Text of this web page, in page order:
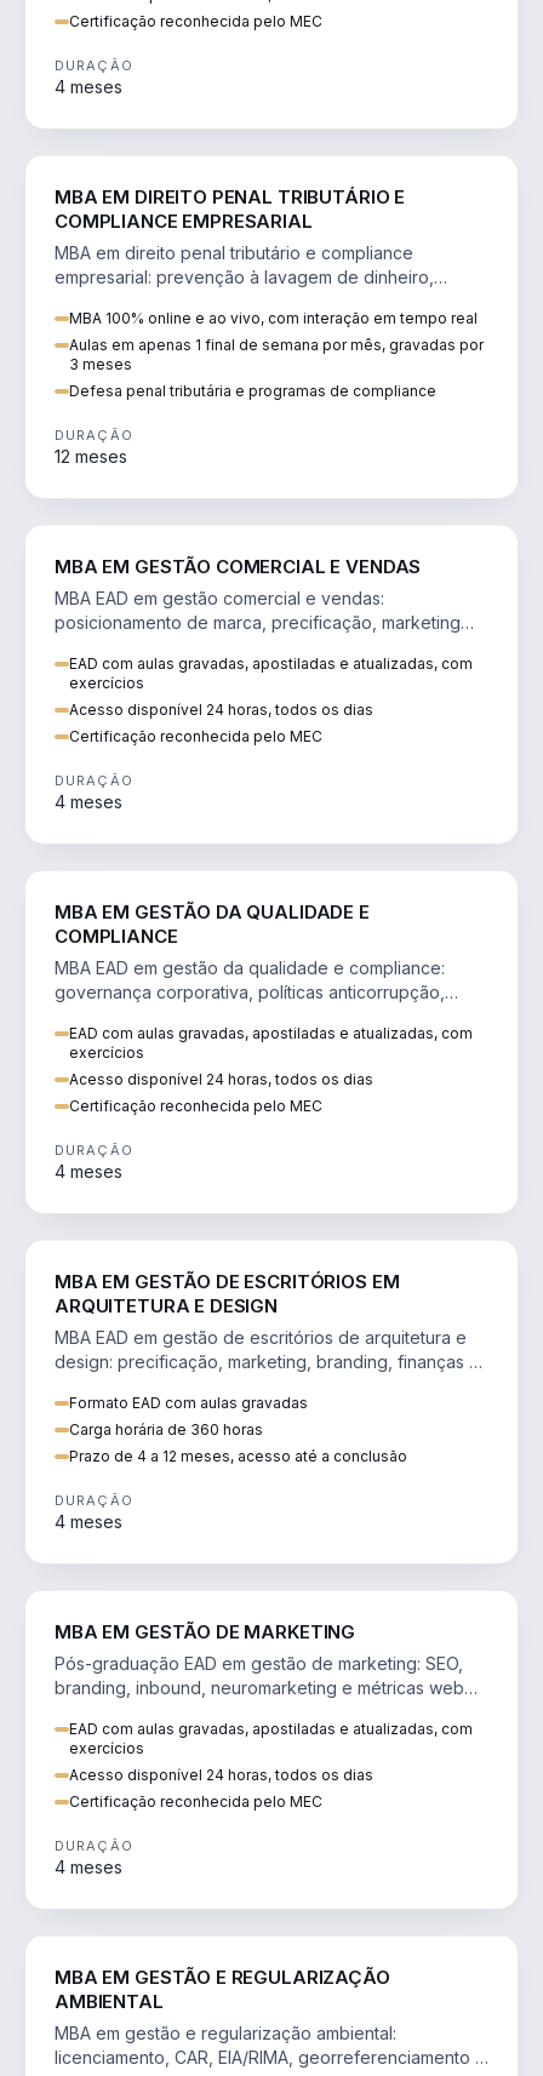
Certificação reconhecida pelo MEC
DURAÇÃO
4 meses
MBA EM DIREITO PENAL TRIBUTÁRIO E
COMPLIANCE EMPRESARIAL
MBA em direito penal tributário e compliance
empresarial: prevenção à lavagem de dinheiro,
MBA 100% online e ao vivo, com interação em tempo real
Aulas em apenas 1 final de semana por mês, gravadas por
3 meses
Defesa penal tributária e programas de compliance
DURAÇÃO
12 meses
MBA EM GESTÃO COMERCIAL E VENDAS
MBA EAD em gestão comercial e vendas:
posicionamento de marca, precificação, marketing
EAD com aulas gravadas, apostiladas e atualizadas, com
exercícios
Acesso disponível 24 horas, todos os dias
Certificação reconhecida pelo MEC
DURAÇÃO
4 meses
MBA EM GESTÃO DA QUALIDADE E
COMPLIANCE
MBA EAD em gestão da qualidade e compliance:
governança corporativa, políticas anticorrupção,
EAD com aulas gravadas, apostiladas e atualizadas, com
exercícios
Acesso disponível 24 horas, todos os dias
Certificação reconhecida pelo MEC
DURAÇÃO
4 meses
MBA EM GESTÃO DE ESCRITÓRIOS EM
ARQUITETURA E DESIGN
MBA EAD em gestão de escritórios de arquitetura e
design: precificação, marketing, branding, finanças e
Formato EAD com aulas gravadas
Carga horária de 360 horas
Prazo de 4 a 12 meses, acesso até a conclusão
DURAÇÃO
4 meses
MBA EM GESTÃO DE MARKETING
Pós-graduação EAD em gestão de marketing: SEO,
branding, inbound, neuromarketing e métricas web
EAD com aulas gravadas, apostiladas e atualizadas, com
exercícios
Acesso disponível 24 horas, todos os dias
Certificação reconhecida pelo MEC
DURAÇÃO
4 meses
MBA EM GESTÃO E REGULARIZAÇÃO
AMBIENTAL
MBA em gestão e regularização ambiental:
licenciamento, CAR, EIA/RIMA, georreferenciamento e